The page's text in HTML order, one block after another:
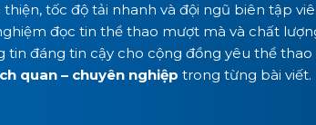
thiện, tốc độ tải nhanh và đội ngũ biên tập
đọc tin thể thao mượt mà và chất
đáng tin cậy cho cộng đồng yêu thể thao
quan – chuyên nghiệp trong từng bài viết.